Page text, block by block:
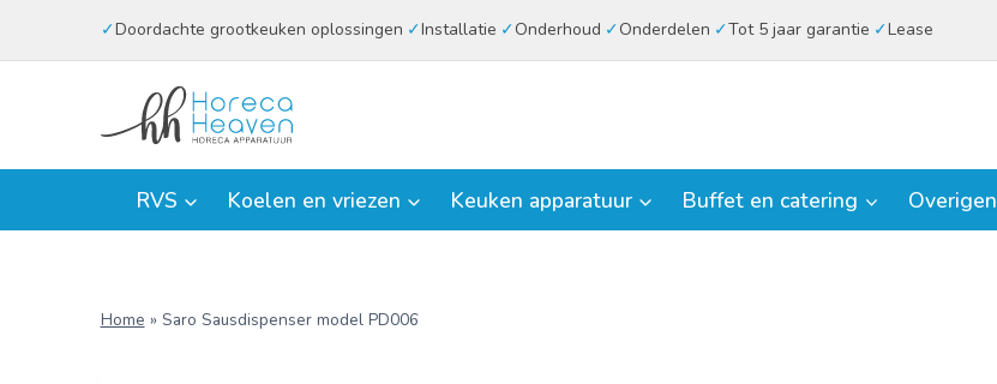
Doordachte grootkeuken oplossingen Installatie Onderhoud Onderdelen Tot 5 jaar garantie Lease
RVS Koelen en vriezen Keuken apparatuur Buffet en catering Overigen
Home » Saro Sausdispenser model PD006